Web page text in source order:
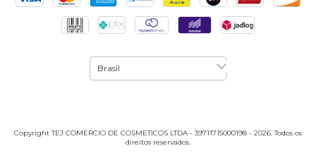
Copyright TEJ COMERCIO DE COSMETICOS LTDA - 39711715000198 - 2026. Todos os
direitos reservados.